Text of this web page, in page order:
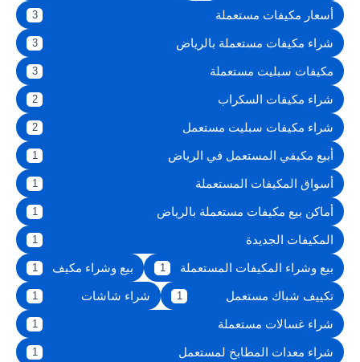
أسعار مكيفات مستعملة
شراء مكيفات مستعملة بالرياض
مكيفات سبليت مستعملة
شراء مكيفات السكراب
شراء مكيفات سبليت مستعمل
أبيع مكيفي المستعمل في الرياض
أسواق المكيفات المستعملة
أماكن بيع مكيفات مستعملة بالرياض
المكيفات الجديدة
بيع وشراء المكيفات المستعملة بيع وشراء مكيف
تكييف شباك مستعمل شراء شاشات
شراء غسالات مستعملة
شراء معدات المطابخ لمستعمل